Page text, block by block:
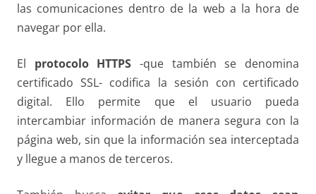
las comunicaciones dentro de la web a la hora de
navegar por ella.
El protocolo HTTPS -que también se denomina
certificado SSL- codifica la sesión con certificado
digital. Ello permite que el usuario pueda
intercambiar información de manera segura con la
página web, sin que la información sea interceptada
y llegue a manos de terceros.